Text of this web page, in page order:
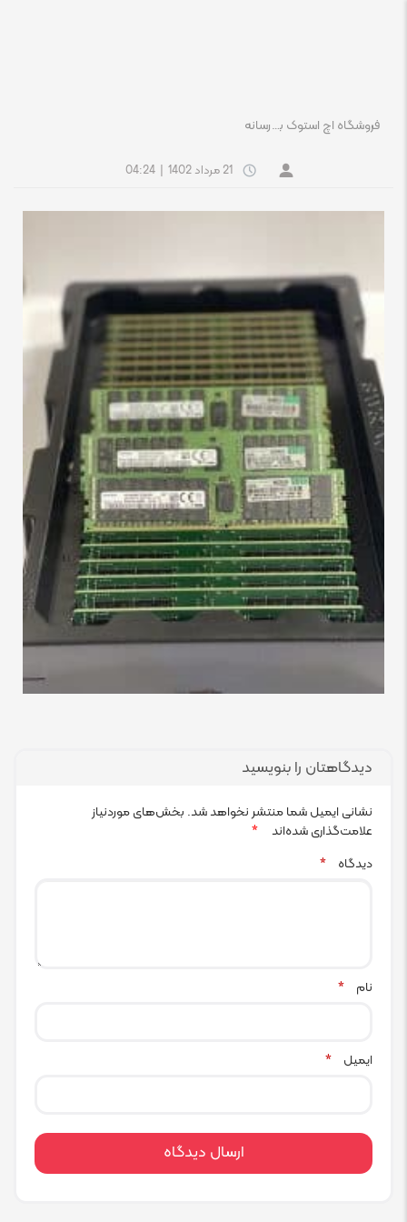
فروشگاه اچ استوک بازار انلاین تجهیزات کامپیوتر استوکرسانه
21 مرداد 1402 04:24
دیدگاهتان را بنویسید
نشانی ایمیل شما منتشر نخواهد شد. بخش‌های موردنیاز
علامت‌گذاری شده‌اند
*
دیدگاه
*
نام *
ایمیل *